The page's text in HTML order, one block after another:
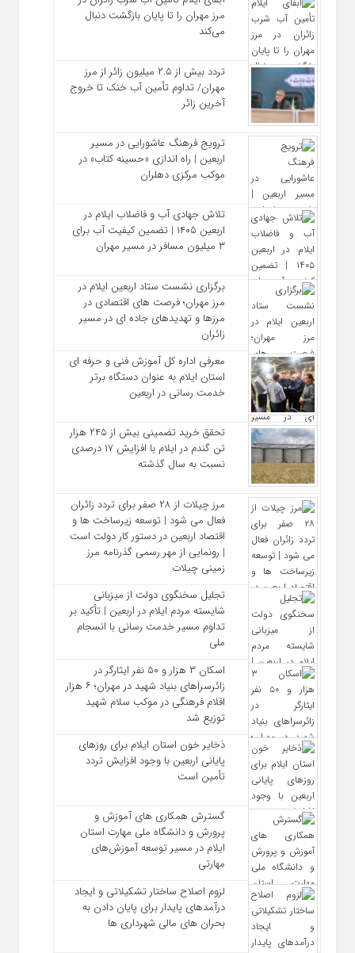
مرز مهران را تا پایان بازگشت دنبال
می‌کند
تردد بیش از ۲.۵ میلیون زائر از مرز
مهران/ تداوم تأمین آب خنک تا خروج
آخرین زائر
ترویج فرهنگ عاشورایی در مسیر
اربعین | راه‌ اندازی «حسینه کتاب» در
موکب مرکزی دهلران
تلاش جهادی آب و فاضلاب ایلام در
اربعین ۱۴۰۵ | تضمین کیفیت آب برای
۳ میلیون مسافر در مسیر مهران
برگزاری نشست ستاد اربعین ایلام در
مرز مهران؛ فرصت‌ های اقتصادی در
مرزها و تهدیدهای جاده‌ ای در مسیر
زائران
معرفی اداره کل آموزش فنی و حرفه‌ ای
استان ایلام به‌ عنوان دستگاه برتر
خدمت‌ رسانی در اربعین
تحقق خرید تضمینی بیش از ۲۴۵ هزار
تن گندم در ایلام با افزایش ۱۷ درصدی
نسبت به سال گذشته
مرز چیلات از ۲۸ صفر برای تردد زائران
فعال می‌ شود | توسعه زیرساخت‌ ها و
اقتصاد اربعین در دستور کار دولت است
| رونمایی از مهر رسمی گذرنامه مرز
زمینی چیلات
تجلیل سخنگوی دولت از میزبانی
شایسته مردم ایلام در اربعین | تأکید بر
تداوم مسیر خدمت‌ رسانی با انسجام
ملی
اسکان ۳ هزار و ۵۰ نفر ایثارگر در
زائرسراهای بنیاد شهید در مهران؛ ۶ هزار
اقلام فرهنگی در موکب سلام شهید
توزیع شد
ذخایر خون استان ایلام برای روزهای
پایانی اربعین با وجود افزایش تردد
تأمین است
گسترش همکاری‌ های آموزش و
پرورش و دانشگاه ملی مهارت استان
ایلام در مسیر توسعه آموزش‌های
مهارتی
لزوم اصلاح ساختار تشکیلاتی و ایجاد
درآمدهای پایدار برای پایان دادن به
بحران‌ های مالی شهرداری‌ ها